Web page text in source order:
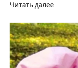
Читать далее